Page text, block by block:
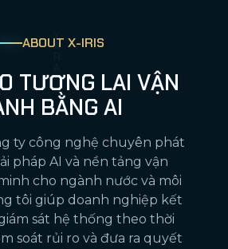
ABOUT X-IRIS
TƯƠNG LAI VẬN
BẰNG AI
ty công nghệ chuyên phát
pháp AI và nền tảng vận
cho ngành nước và môi
tôi giúp doanh nghiệp kết
sát hệ thống theo thời
soát rủi ro và đưa ra quyết